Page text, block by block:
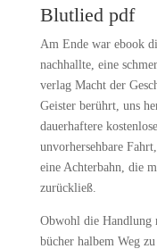
Blutlied pdf
Am Ende war ebook
nachhallte, eine
verlag Macht der
Geister berührt, uns
dauerhaftere
unvorhersehbare
eine Achterbahn, die
zurückließ.
Obwohl die Handlung
bücher halbem Weg